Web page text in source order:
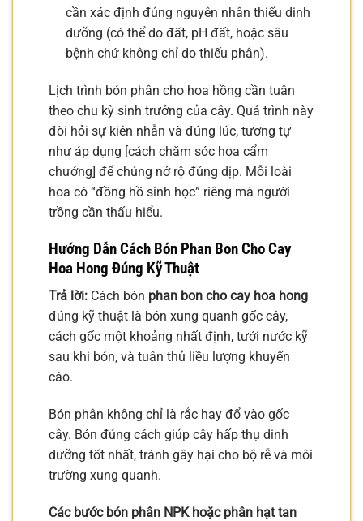
cần xác định đúng nguyên nhân thiếu dinh
dưỡng (có thể do đất, pH đất, hoặc sâu
bệnh chứ không chỉ do thiếu phân).
Lịch trình bón phân cho hoa hồng cần tuân
theo chu kỳ sinh trưởng của cây. Quá trình này
đòi hỏi sự kiên nhẫn và đúng lúc, tương tự
như áp dụng [cách chăm sóc hoa cẩm
chướng] để chúng nở rộ đúng dịp. Mỗi loài
hoa có “đồng hồ sinh học” riêng mà người
trồng cần thấu hiểu.
Hướng Dẫn Cách Bón Phan Bon Cho Cay
Hoa Hong Đúng Kỹ Thuật
Trả lời: Cách bón phan bon cho cay hoa hong
đúng kỹ thuật là bón xung quanh gốc cây,
cách gốc một khoảng nhất định, tưới nước kỹ
sau khi bón, và tuân thủ liều lượng khuyến
cáo.
Bón phân không chỉ là rắc hay đổ vào gốc
cây. Bón đúng cách giúp cây hấp thụ dinh
dưỡng tốt nhất, tránh gây hại cho bộ rễ và môi
trường xung quanh.
Các bước bón phân NPK hoặc phân hạt tan